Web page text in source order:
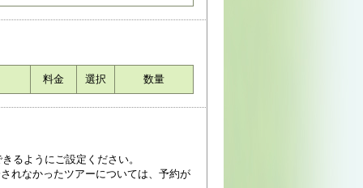
料金 選択 数量
るようにご設定ください。
れなかったツアーについては、予約が